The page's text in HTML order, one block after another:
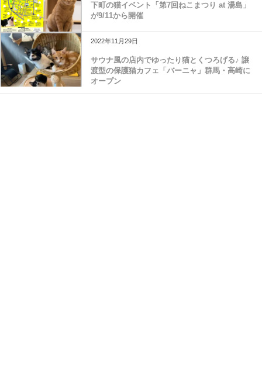
下町の猫イベント「第7回ねこまつり at 湯島」
が9/11から開催
2022年11月29日
サウナ風の店内でゆったり猫とくつろげる♪ 譲
渡型の保護猫カフェ「バーニャ」群馬・高崎に
オープン